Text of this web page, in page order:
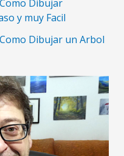
Dibujar
y muy Facil
Dibujar un Arbol